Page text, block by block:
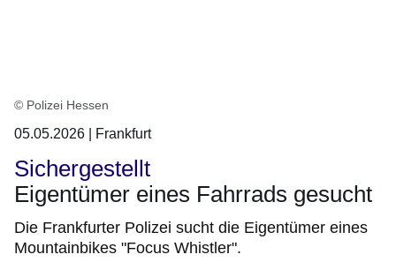
© Polizei Hessen
05.05.2026 | Frankfurt
Sichergestellt
Eigentümer eines Fahrrads gesucht
Die Frankfurter Polizei sucht die Eigentümer eines
Mountainbikes "Focus Whistler".